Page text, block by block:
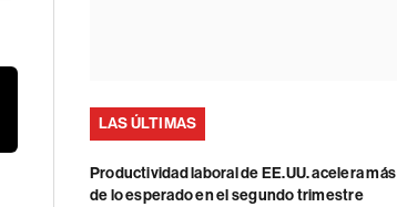
LAS ÚLTIMAS
Productividad laboral de EE.UU. acelera más
de lo esperado en el segundo trimestre